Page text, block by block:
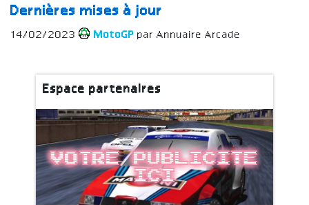
Dernières mises à jour
14/02/2023 MotoGP par Annuaire Arcade
Espace partenaires
Votre publicite
ici